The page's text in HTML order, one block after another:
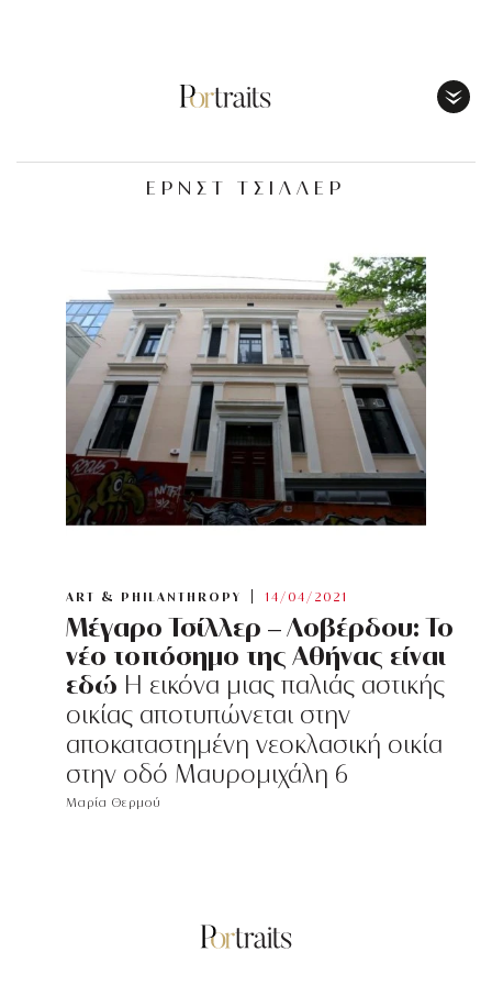
ΕΡΝΣΤ ΤΣΙΛΛΕΡ
ART & PHILANTHROPY 14/04/2021
Μέγαρο Τσίλλερ – Λοβέρδου: Το
νέο τοπόσημο της Αθήνας είναι
εδώ Η εικόνα μιας παλιάς αστικής
οικίας αποτυπώνεται στην
αποκαταστημένη νεοκλασική οικία
στην οδό Μαυρομιχάλη 6
Μαρία Θερμού